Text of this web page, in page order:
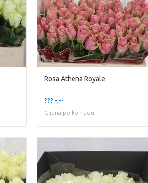
Rosa Athena Royale
??? -,--
Cijena po komadu